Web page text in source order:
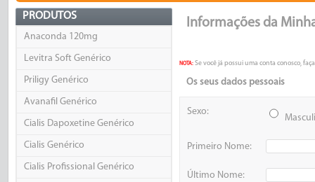
PRODUTOS
Anaconda 120mg
Levitra Soft Genérico
Priligy Genérico
Avanafil Genérico
Cialis Dapoxetine Genérico
Cialis Genérico
Cialis Profissional Genérico
Informações da
NOTA:Se você já possui uma conta conosco,
Os seus dados pessoais
Sexo:
Primeiro Nome:
Último Nome: